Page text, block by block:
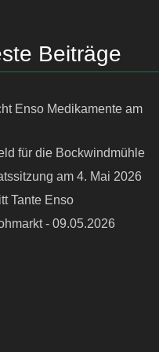
Beiträge
Enso Medikamente am
für die Bockwindmühle
am 4. Mai 2026
Tante Enso
- 09.05.2026